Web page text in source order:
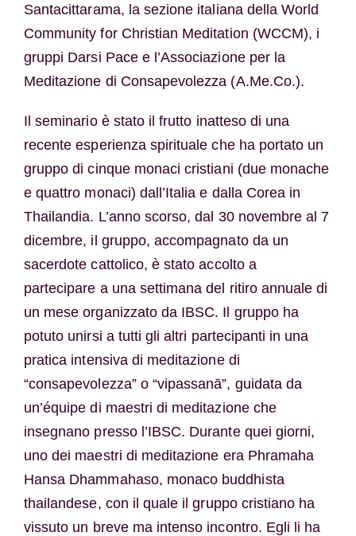
Santacittarama, la sezione italiana della World
Community for Christian Meditation (WCCM), i
gruppi Darsi Pace e l’Associazione per la
Meditazione di Consapevolezza (A.Me.Co.).
Il seminario è stato il frutto inatteso di una
recente esperienza spirituale che ha portato un
gruppo di cinque monaci cristiani (due monache
e quattro monaci) dall’Italia e dalla Corea in
Thailandia. L’anno scorso, dal 30 novembre al 7
dicembre, il gruppo, accompagnato da un
sacerdote cattolico, è stato accolto a
partecipare a una settimana del ritiro annuale di
un mese organizzato da IBSC. Il gruppo ha
potuto unirsi a tutti gli altri partecipanti in una
pratica intensiva di meditazione di
“consapevolezza” o “vipassanā”, guidata da
un’équipe di maestri di meditazione che
insegnano presso l’IBSC. Durante quei giorni,
uno dei maestri di meditazione era Phramaha
Hansa Dhammahaso, monaco buddhista
thailandese, con il quale il gruppo cristiano ha
vissuto un breve ma intenso incontro. Egli li ha